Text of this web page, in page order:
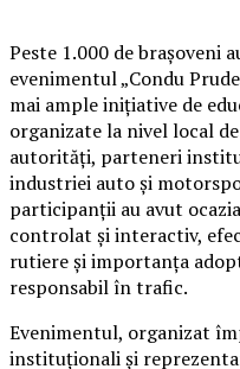
Peste 1.000 de brașoveni
evenimentul „Condu
mai ample inițiative de
organizate la nivel local
autorități, parteneri
industriei auto și
participanții au avut
controlat și interactiv,
rutiere și importanța
responsabil în trafic.
Evenimentul, organizat
instituționali și